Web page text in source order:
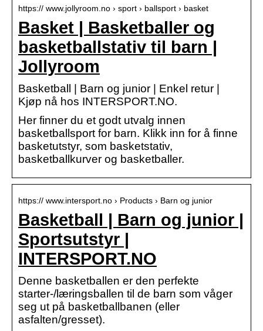
https:// www.jollyroom.no › sport › ballsport › basket
Basket | Basketballer og
basketballstativ til barn |
Jollyroom
Basketball | Barn og junior | Enkel retur |
Kjøp nå hos INTERSPORT.NO.
Her finner du et godt utvalg innen
basketballsport for barn. Klikk inn for å finne
basketutstyr, som basketstativ,
basketballkurver og basketballer.
https:// www.intersport.no › Products › Barn og junior
Basketball | Barn og junior |
Sportsutstyr |
INTERSPORT.NO
Denne basketballen er den perfekte
starter-/læringsballen til de barn som våger
seg ut på basketballbanen (eller
asfalten/gresset).